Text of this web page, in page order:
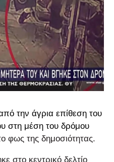
την άγρια επίθεση του
στη μέση του δρόμου
φως της δημοσιότητας.
στο κεντρικό δελτίο